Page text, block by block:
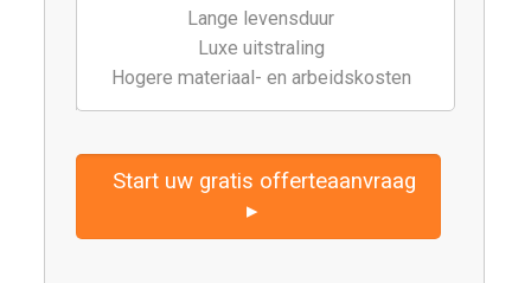
Lange levensduur
Luxe uitstraling
Hogere materiaal- en arbeidskosten
Start uw gratis offerteaanvraag
▸